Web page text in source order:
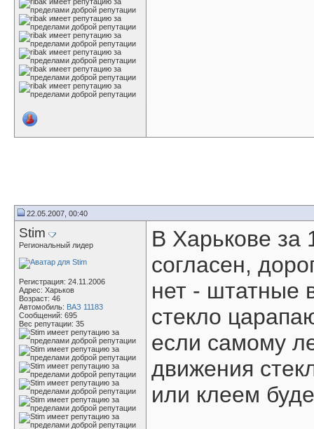
22.05.2007, 00:40
Stim
Региональный лидер
Регистрация: 24.11.2006
Адрес: Харьков
Возраст: 46
Автомобиль: ВАЗ 11183
Сообщений: 695
Вес репутации: 35
В Харькове за
согласен,
нет - штатные
стекло
если самому
движения
или клеем